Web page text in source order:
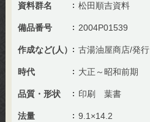
資料群名 松田順吉資料
備品番号 2004P01539
作成など(人） 古湯油屋商店/発行
時代 大正～昭和前期
品質・形状 印刷 葉書
法量 9.1×14.2